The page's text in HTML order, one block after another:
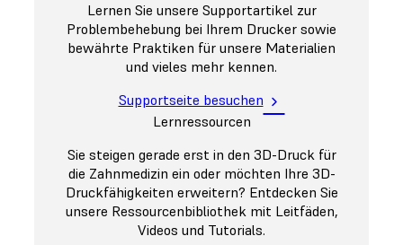
Lernen Sie unsere Supportartikel zur
Problembehebung bei Ihrem Drucker sowie
bewährte Praktiken für unsere Materialien
und vieles mehr kennen.
Supportseite besuchen
Lernressourcen
Sie steigen gerade erst in den 3D-Druck für
die Zahnmedizin ein oder möchten Ihre 3D-
Druckfähigkeiten erweitern? Entdecken Sie
unsere Ressourcenbibliothek mit Leitfäden,
Videos und Tutorials.